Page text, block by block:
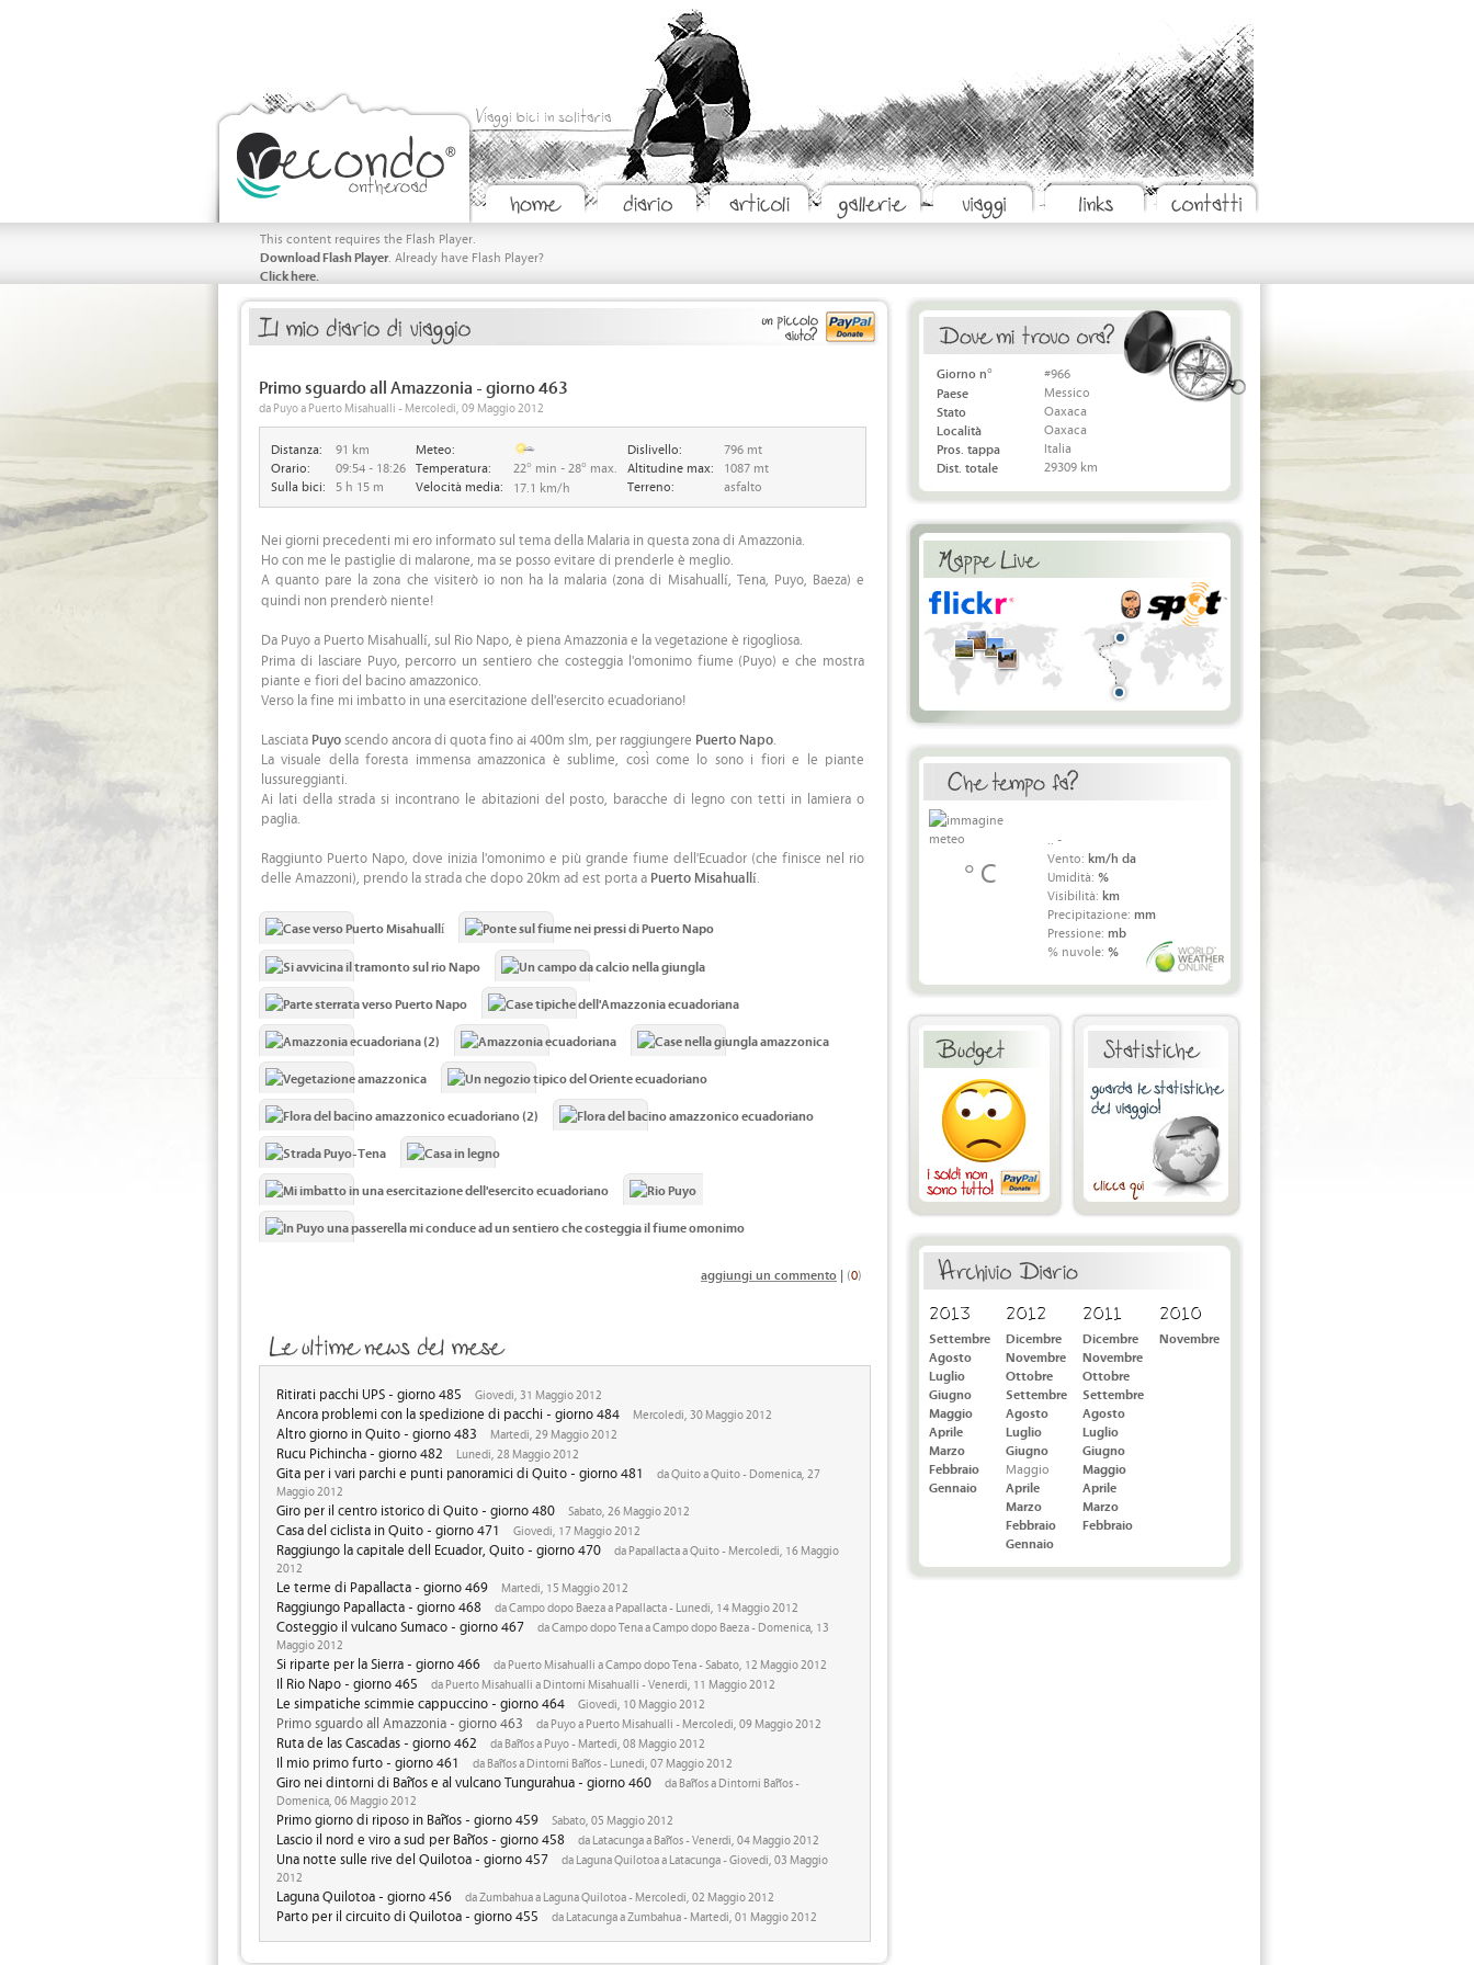
Viaggi bici in solitaria
This content requires the Flash Player.
Download Flash Player. Already have Flash Player?
Click here.
Primo sguardo all Amazzonia - giorno 463
da Puyo a Puerto Misahualli - Mercoledi, 09 Maggio 2012
Distanza:
Orario:
Sulla bici:
91 km
09:54 - 18:26
5 h 15 m
Meteo:
Temperatura:
Velocità media:
22° min - 28° max.
17.1 km/h
Dislivello:
Altitudine max:
Terreno:
796 mt
1087 mt
asfalto
Nei giorni precedenti mi ero informato sul tema della Malaria in questa zona di Amazzonia.
Ho con me le pastiglie di malarone, ma se posso evitare di prenderle è meglio.
A quanto pare la zona che visiterò io non ha la malaria (zona di Misahuallí, Tena, Puyo, Baeza) e
quindi non prenderò niente!
Da Puyo a Puerto Misahuallí, sul Rio Napo, è piena Amazzonia e la vegetazione è rigogliosa.
Prima di lasciare Puyo, percorro un sentiero che costeggia l'omonimo fiume (Puyo) e che mostra
piante e fiori del bacino amazzonico.
Verso la fine mi imbatto in una esercitazione dell'esercito ecuadoriano!
Lasciata Puyo scendo ancora di quota fino ai 400m slm, per raggiungere Puerto Napo
La visuale della foresta immensa amazzonica è sublime, così come lo sono i fiori e le piante
lussureggianti.
Ai lati della strada si incontrano le abitazioni del posto, baracche di legno con tetti in lamiera o
paglia.
Raggiunto Puerto Napo, dove inizia l'omonimo e più grande fiume dell'Ecuador (che finisce nel rio
delle Amazzoni), prendo la strada che dopo 20km ad est porta a Puerto Misahuallí
aggiungi un commento | (0)
Ritirati pacchi UPS - giorno 485 Giovedi, 31 Maggio 2012
Ancora problemi con la spedizione di pacchi - giorno 484 Mercoledi, 30 Maggio 2012
Altro giorno in Quito - giorno 483 Martedi, 29 Maggio 2012
Rucu Pichincha - giorno 482 Lunedi, 28 Maggio 2012
Gita per i vari parchi e punti panoramici di Quito - giorno 481
da Quito a Quito - Domenica, 27
Maggio 2012
Giro per il centro istorico di Quito - giorno 480 Sabato, 26 Maggio 2012
Casa del ciclista in Quito - giorno 471 Giovedi, 17 Maggio 2012
Raggiungo la capitale dell Ecuador, Quito - giorno 470
da Papallacta a Quito - Mercoledi, 16 Maggio
2012
Le terme di Papallacta - giorno 469 Martedi, 15 Maggio 2012
Raggiungo Papallacta - giorno 468 da Campo dopo Baeza a Papallacta - Lunedi, 14 Maggio 2012
Costeggio il vulcano Sumaco - giorno 467
da Campo dopo Tena a Campo dopo Baeza - Domenica, 13
Maggio 2012
Si riparte per la Sierra - giorno 466 da Puerto Misahualli a Campo dopo Tena - Sabato, 12 Maggio 2012
Il Rio Napo - giorno 465 da Puerto Misahualli a Dintorni Misahualli - Venerdi, 11 Maggio 2012
Le simpatiche scimmie cappuccino - giorno 464 Giovedi, 10 Maggio 2012
Primo sguardo all Amazzonia - giorno 463 da Puyo a Puerto Misahualli - Mercoledi, 09 Maggio 2012
Ruta de las Cascadas - giorno 462 da Baños a Puyo - Martedi, 08 Maggio 2012
Il mio primo furto - giorno 461 da Baños a Dintorni Baños - Lunedi, 07 Maggio 2012
Giro nei dintorni di Baños e al vulcano Tungurahua - giorno 460
da Baños a Dintorni Baños -
Domenica, 06 Maggio 2012
Primo giorno di riposo in Baños - giorno 459 Sabato, 05 Maggio 2012
Lascio il nord e viro a sud per Baños - giorno 458 da Latacunga a Baños - Venerdi, 04 Maggio 2012
Una notte sulle rive del Quilotoa - giorno 457
da Laguna Quilotoa a Latacunga - Giovedi, 03 Maggio
2012
Laguna Quilotoa - giorno 456 da Zumbahua a Laguna Quilotoa - Mercoledi, 02 Maggio 2012
Parto per il circuito di Quilotoa - giorno 455 da Latacunga a Zumbahua - Martedi, 01 Maggio 2012
Giorno n°
Paese
Stato
Località
Pros. tappa
Dist. totale
#966
Messico
Oaxaca
Oaxaca
Italia
29309 km
° C
.. -
Vento: km/h da
Umidità: %
Visibilità: km
Precipitazione: mm
Pressione: mb
% nuvole: %
2013
Settembre
Agosto
Luglio
Giugno
Maggio
Aprile
Marzo
Febbraio
Gennaio
2012
Dicembre
Novembre
Ottobre
Settembre
Agosto
Luglio
Giugno
Maggio
Aprile
Marzo
Febbraio
Gennaio
2011
Dicembre
Novembre
Ottobre
Settembre
Agosto
Luglio
Giugno
Maggio
Aprile
Marzo
Febbraio
2010
Novembre